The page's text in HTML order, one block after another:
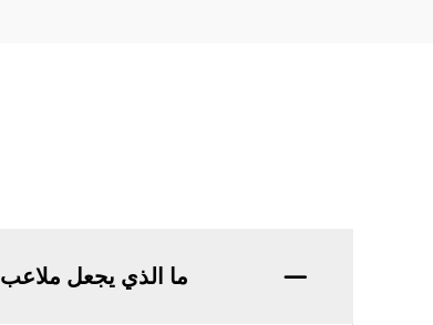
ما الذي يجعل ملاعب Luckinpadel للبادل متميزة عن المنافسين؟